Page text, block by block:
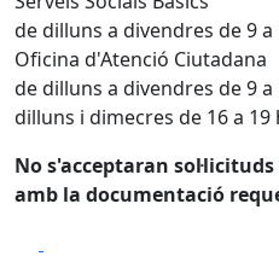
de dilluns a divendres de 9 a
Oficina d'Atenció Ciutadana
de dilluns a divendres de 9 a
dilluns i dimecres de 16 a 19
No s'acceptaran
amb la documentació